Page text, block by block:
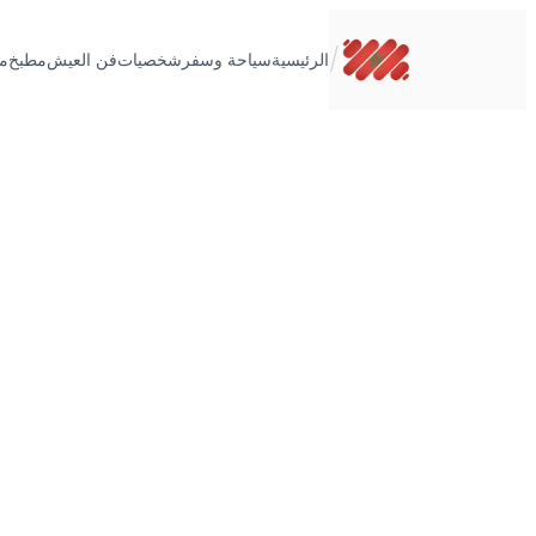
/الرئيسيةسياحة وسفر شخصياتفن العيشمطبخ